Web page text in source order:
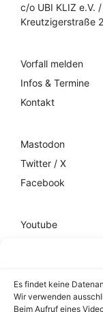
Es findet keine
Wir verwenden
Beim Aufruf eines
c/o UBI KLIZ e.V.
Kreutzigerstraße
Vorfall melden
Infos & Termine
Kontakt
Mastodon
Twitter / X
Facebook
Youtube
Impressum